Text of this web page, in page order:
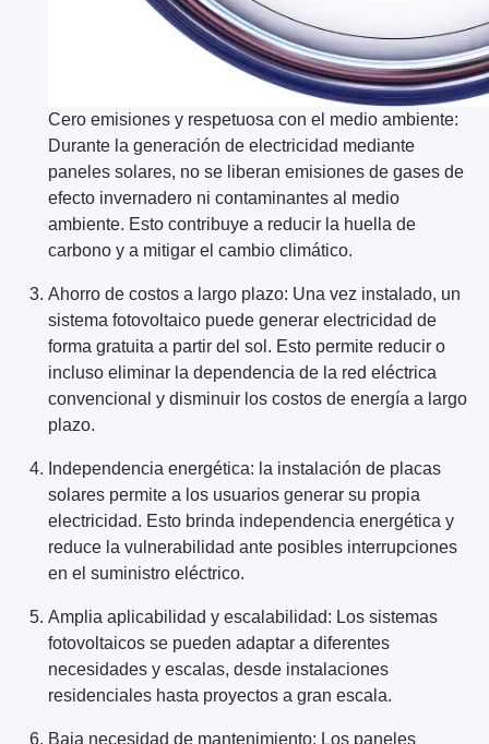
Cero emisiones y respetuosa con el medio ambiente:
Durante la generación de electricidad mediante
paneles solares, no se liberan emisiones de gases de
efecto invernadero ni contaminantes al medio
ambiente. Esto contribuye a reducir la huella de
carbono y a mitigar el cambio climático.
Ahorro de costos a largo plazo: Una vez instalado, un
sistema fotovoltaico puede generar electricidad de
forma gratuita a partir del sol. Esto permite reducir o
incluso eliminar la dependencia de la red eléctrica
convencional y disminuir los costos de energía a largo
plazo.
Independencia energética: la instalación de placas
solares permite a los usuarios generar su propia
electricidad. Esto brinda independencia energética y
reduce la vulnerabilidad ante posibles interrupciones
en el suministro eléctrico.
Amplia aplicabilidad y escalabilidad: Los sistemas
fotovoltaicos se pueden adaptar a diferentes
necesidades y escalas, desde instalaciones
residenciales hasta proyectos a gran escala.
Baja necesidad de mantenimiento: Los paneles